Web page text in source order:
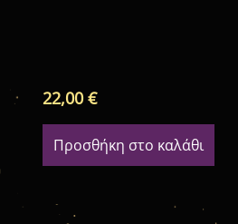
22,00€
Προσθήκη στο καλάθι